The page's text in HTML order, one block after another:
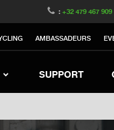
:+32 479 467 909
AMBASSADEURS
SUPPORT
Switch to Belgique
Switch to Norway
to Italy Switch